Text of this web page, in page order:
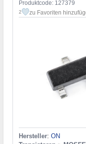
Produktcode: 127379
2 zu Favoriten
Hersteller: ON